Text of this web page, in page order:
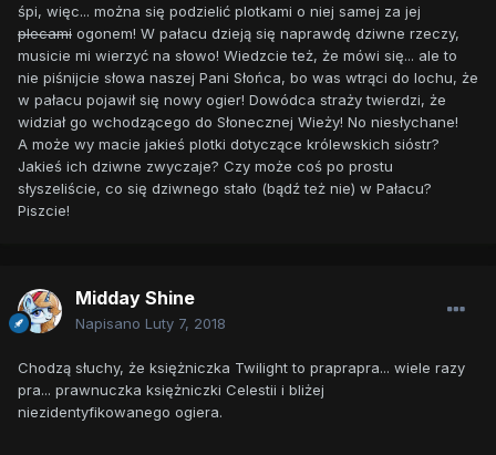
śpi, więc... można się podzielić plotkami o niej samej za jej
plecami ogonem! W pałacu dzieją się naprawdę dziwne rzeczy,
musicie mi wierzyć na słowo! Wiedzcie też, że mówi się... ale to
nie piśnijcie słowa naszej Pani Słońca, bo was wtrąci do lochu, że
w pałacu pojawił się nowy ogier! Dowódca straży twierdzi, że
widział go wchodzącego do Słonecznej Wieży! No niesłychane!
A może wy macie jakieś plotki dotyczące królewskich sióstr?
Jakieś ich dziwne zwyczaje? Czy może coś po prostu
słyszeliście, co się dziwnego stało (bądź też nie) w Pałacu?
Piszcie!
Midday Shine
Napisano Luty 7, 2018
Chodzą słuchy, że księżniczka Twilight to praprapra... wiele razy
pra... prawnuczka księżniczki Celestii i bliżej
niezidentyfikowanego ogiera.